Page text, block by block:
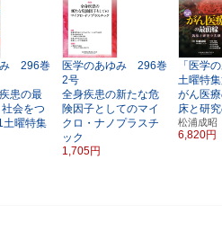
み 296巻
患の最
会をつ
土曜特集
医学のあゆみ 296巻
2号
全身疾患の新たな危
険因子としてのマイ
クロ・ナノプラスチ
ック
1,705円
「医学
土曜特
がん医
床と研
松浦成
6,820円